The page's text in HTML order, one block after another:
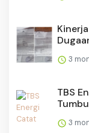
3
TBS
3